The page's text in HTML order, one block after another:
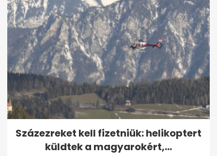
Százezreket kell fizetniük: helikoptert
küldtek a magyarokért,...